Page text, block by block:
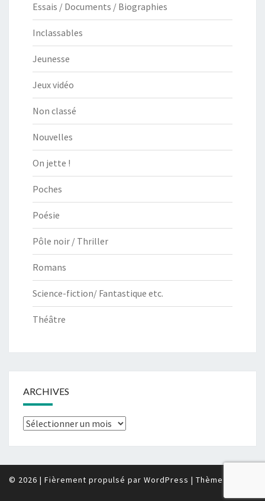
Essais / Documents / Biographies
Inclassables
Jeunesse
Jeux vidéo
Non classé
Nouvelles
On jette !
Poches
Poésie
Pôle noir / Thriller
Romans
Science-fiction/ Fantastique etc.
Théâtre
ARCHIVES
Archives
© 2026 | Fièrement propulsé par WordPress | Thème :